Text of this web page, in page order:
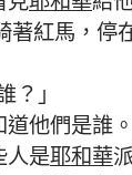
著紅馬，
」
他們是誰。
人是耶和華